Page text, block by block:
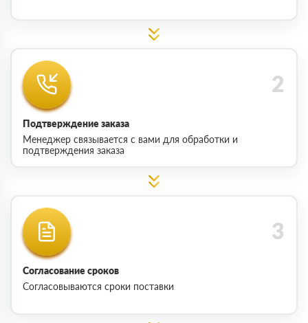
Подтверждение заказа
Менеджер связывается с вами для обработки и
подтверждения заказа
Согласование сроков
Согласовываются сроки поставки